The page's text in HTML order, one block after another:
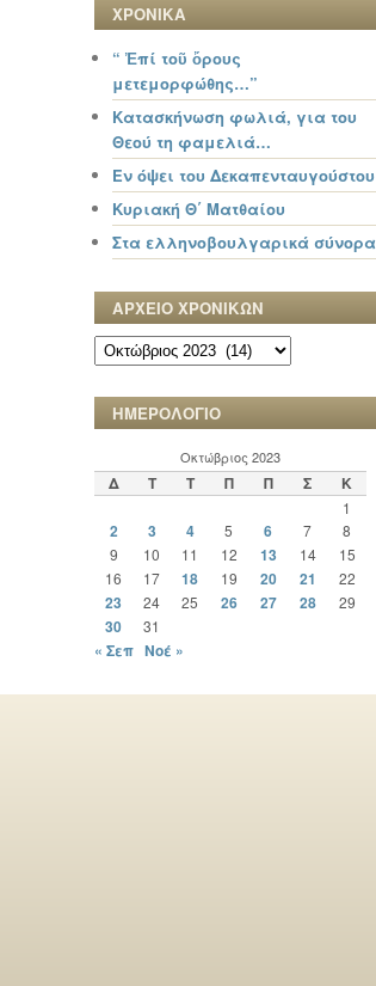
ΧΡΟΝΙΚΑ
“ Ἐπί τοῦ ὄρους
μετεμορφώθης…”
Κατασκήνωση φωλιά, για του
Θεού τη φαμελιά…
Εν όψει του Δεκαπενταυγούστου
Κυριακή Θ΄ Ματθαίου
Στα ελληνοβουλγαρικά σύνορα
ΑΡΧΕΙΟ ΧΡΟΝΙΚΩΝ
ΑΡΧΕΙΟ
ΧΡΟΝΙΚΩΝ
ΗΜΕΡΟΛΟΓΙΟ
Οκτώβριος 2023
Δ Τ Τ Π Π Σ Κ
1
2 3 4 5 6 7
8
9
10 11 12 13 14
15
16
17 18 19 20 21 22
23 24 25 26 27 28 29
30 31
« Σεπ Νοέ »